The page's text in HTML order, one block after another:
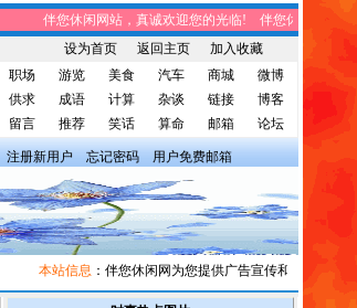
伴您休闲网站，真诚欢迎您的光临! 伴您休闲网站，将
设为首页 返回主页
加入收藏
职场 游览 美食 汽车 商城
微博
供求 成语 计算 杂谈 链接
博客
留言 推荐 笑话 算命 邮箱 论坛
注册新用户 忘记密码 用户免费邮箱
本站信息：伴您休闲网为您提供广告宣传和信息发布，有